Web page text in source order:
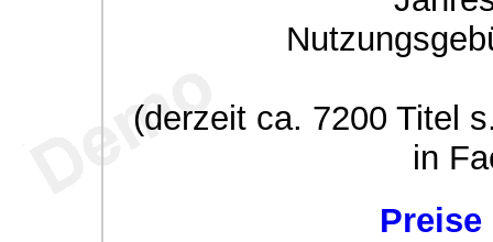
(derzeit ca. 7200 Titel
in